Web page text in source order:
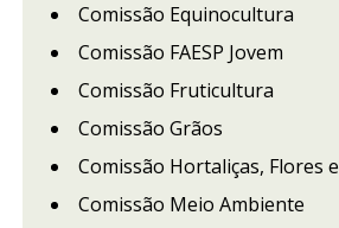
Comissão Equinocultura
Comissão FAESP Jovem
Comissão Fruticultura
Comissão Grãos
Comissão Hortaliças, Flores
Comissão Meio Ambiente